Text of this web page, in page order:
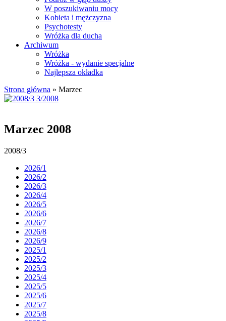
W poszukiwaniu mocy
Kobieta i mężczyzna
Psychotesty
Wróżka dla ducha
Archiwum
Wróżka
Wróżka - wydanie specjalne
Najlepsza okładka
Strona główna » Marzec
Marzec 2008
2008/3
2026/1
2026/2
2026/3
2026/4
2026/5
2026/6
2026/7
2026/8
2026/9
2025/1
2025/2
2025/3
2025/4
2025/5
2025/6
2025/7
2025/8